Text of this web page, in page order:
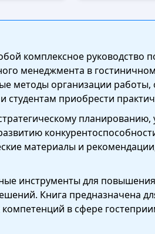
комплексное
менеджмента в
методы организации
студентам приобрести
материалы и
инструменты для
Книга предназначена
в сфере